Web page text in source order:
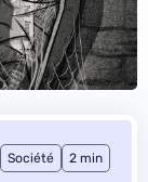
Société 2 min